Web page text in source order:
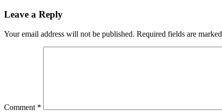
Leave a Reply
Your email address will not be published. Required fields are marked
Comment *